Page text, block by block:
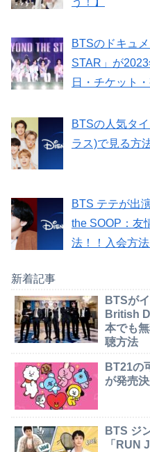
BTSのドキュ
STAR」が
日・チケット
BTSの人気タ
ラス)で見る方
BTS テテが出
the SOOP：友
法！！入会方
新着記事
BTSが
British
本でも
聴方法
BT21の
が発売
BTS ジ
「RUN